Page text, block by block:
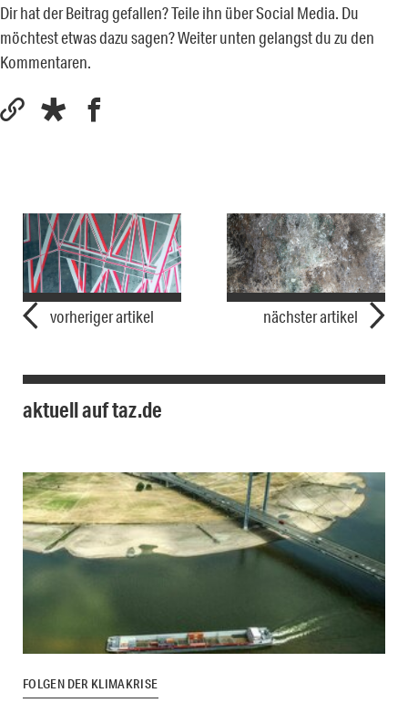
Dir hat der Beitrag gefallen? Teile ihn über Social Media. Du
möchtest etwas dazu sagen? Weiter unten gelangst du zu den
Kommentaren.
vorheriger artikel nächster artikel
aktuell auf taz.de
FOLGEN DER KLIMAKRISE